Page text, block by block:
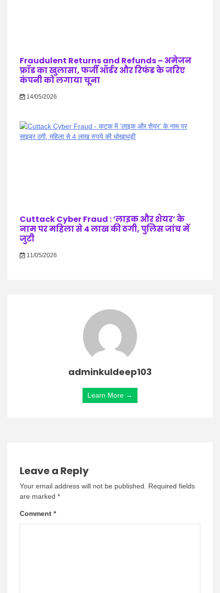
Fraudulent Returns and Refunds – अमेजन
फ्रॉड का खुलासा, फर्जी ऑर्डर और रिफंड के जरिए
कंपनी को लगाया चूना
14/05/2026
Cuttack Cyber Fraud : ‘लाइक और शेयर’ के
नाम पर महिला से 4 लाख की ठगी, पुलिस जांच में
जुटी
11/05/2026
adminkuldeep103
Learn More →
Leave a Reply
Your email address will not be published.
Required fields
are marked *
Comment *